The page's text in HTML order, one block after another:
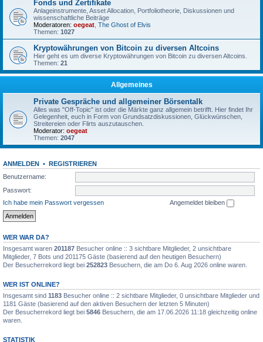
Fonds und Zertifikate
Anlageinstrumente, Asset Allocation, Portfoliotheorie, Diskussionen und
wissenschaftliche Beiträge
Moderatoren: oegeat The Ghost of Elvis
Themen: 1027
Kryptowährungen von Bitcoin zu diversen Altcoins
Hier geht es um diverse Kryptowährungen von Bitcoin zu diversen Altcoins.
Themen: 21
Allgemeines
Private Gespräche und allgemeiner Börsentalk
Alles was "Off-Topic" ist oder die Märkte ganz allgemein betrifft. Hier findet Ihr
Gelegenheit, euch in Form von Grundsatzdiskussionen, Glückwünschen,
Streitereien oder Flirts auszutauschen.
Moderator: oegeat
Themen: 2047
ANMELDEN • REGISTRIEREN
Benutzername:
Passwort:
Ich habe mein Passwort vergessen
Angemeldet bleiben
WER WAR DA?
Insgesamt waren 201187 Besucher online :: 3 sichtbare Mitglieder, 2 unsichtbare
Mitglieder, 7 Bots und 201175 Gäste (basierend auf den heutigen Besuchern)
Der Besucherrekord liegt bei 252823 Besuchern, die am Do 6. Aug 2026 online waren.
WER IST ONLINE?
Insgesamt sind 1183 Besucher online :: 2 sichtbare Mitglieder, 0 unsichtbare Mitglieder und
1181 Gäste (basierend auf den aktiven Besuchern der letzten 5 Minuten)
Der Besucherrekord liegt bei 5846 Besuchern, die am 17.06.2026 11:18 gleichzeitig online
waren.
STATISTIK